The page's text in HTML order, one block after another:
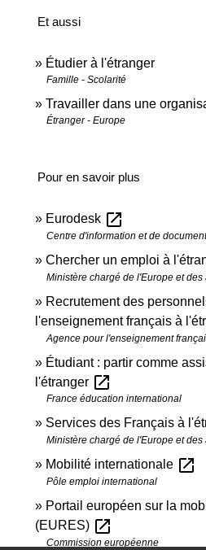
Et aussi
Étudier à l'étranger
Famille - Scolarité
Travailler dans une
Étranger - Europe
Pour en savoir plus
Eurodesk open_in_new
Centre d'information et de
Chercher un emploi à
Ministère chargé de l'Europe et
Recrutement des
l'enseignement français à
Agence pour l'enseignement
Étudiant : partir comme
l'étranger open_in_new
France éducation international
Services des Français à
Ministère chargé de l'Europe et
Mobilité internationale open_in_new
Pôle emploi international
Portail européen sur la
(EURES) open_in_new
Commission européenne